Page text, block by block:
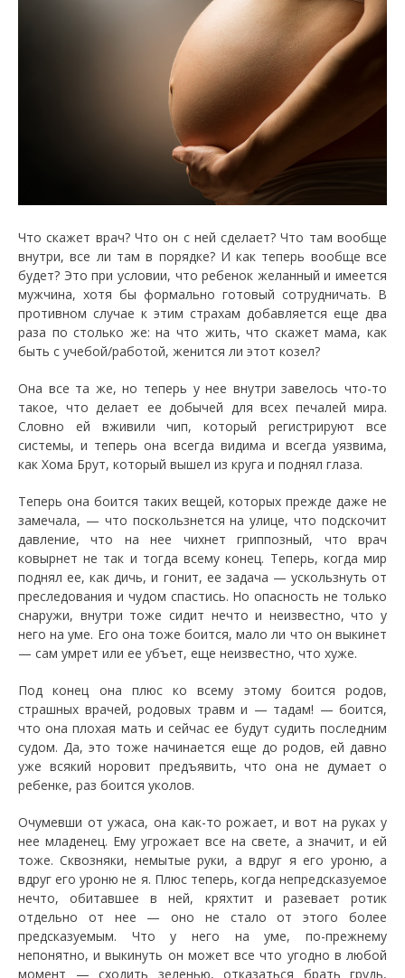
Что скажет врач? Что он с ней сделает? Что там вообще
внутри, все ли там в порядке? И как теперь вообще все
будет? Это при условии, что ребенок желанный и имеется
мужчина, хотя бы формально готовый сотрудничать. В
противном случае к этим страхам добавляется еще два
раза по столько же: на что жить, что скажет мама, как
быть с учебой/работой, женится ли этот козел?
Она все та же, но теперь у нее внутри завелось что-то
такое, что делает ее добычей для всех печалей мира.
Словно ей вживили чип, который регистрируют все
системы, и теперь она всегда видима и всегда уязвима,
как Хома Брут, который вышел из круга и поднял глаза.
Теперь она боится таких вещей, которых прежде даже не
замечала, — что поскользнется на улице, что подскочит
давление, что на нее чихнет гриппозный, что врач
ковырнет не так и тогда всему конец. Теперь, когда мир
поднял ее, как дичь, и гонит, ее задача — ускользнуть от
преследования и чудом спастись. Но опасность не только
снаружи, внутри тоже сидит нечто и неизвестно, что у
него на уме. Его она тоже боится, мало ли что он выкинет
— сам умрет или ее убъет, еще неизвестно, что хуже.
Под конец она плюс ко всему этому боится родов,
страшных врачей, родовых травм и — тадам! — боится,
что она плохая мать и сейчас ее будут судить последним
судом. Да, это тоже начинается еще до родов, ей давно
уже всякий норовит предъявить, что она не думает о
ребенке, раз боится уколов.
Очумевши от ужаса, она как-то рожает, и вот на руках у
нее младенец. Ему угрожает все на свете, а значит, и ей
тоже. Сквозняки, немытые руки, а вдруг я его уроню, а
вдруг его уроню не я. Плюс теперь, когда непредсказуемое
нечто, обитавшее в ней, кряхтит и разевает ротик
отдельно от нее — оно не стало от этого более
предсказуемым. Что у него на уме, по-прежнему
непонятно, и выкинуть он может все что угодно в любой
момент — сходить зеленью, отказаться брать грудь,